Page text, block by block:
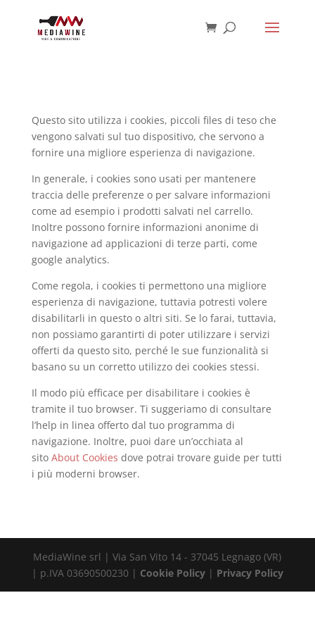
Questo sito utilizza i cookies, piccoli files di teso che
vengono salvati sul tuo dispositivo, che servono a
fornire una migliore esperienza di navigazione.
In generale, i cookies sono usati per mantenere
traccia delle preferenze o per salvare informazioni
come ad esempio i prodotti salvati nel carrello.
Inoltre possono fornire informazioni anonime di
navigazione ad applicazioni di terze parti, come
google analytics.
Come regola, i cookies ti permettono una migliore
esperienza di navigazione, tuttavia potresti volere
disabilitarli in questo o altri siti. Se lo farai, tuttavia,
non possiamo garantirti di poter utilizzare i servizi
offerti da questo sito, perché le sue funzionalità si
basano su un corretto utilizzo dei cookies stessi.
Il modo più efficace per disabilitare i cookies è
tramite il tuo browser. Ti suggeriamo di consultare
l’help in linea offerto dal tuo programma di
navigazione. Inoltre, puoi dare un’occhiata al
sito About Cookies dove potrai trovare guide per tutti
i più moderni browser.
MediaWine srl | Via San Vito 14 - 37045 Legnago (VR)
| p.IVA 03690500230 | Cookie Policy| Privacy Policy